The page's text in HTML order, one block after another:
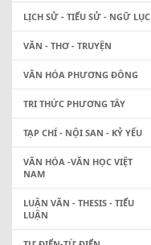
LỊCH SỬ - TIỂU SỬ - NGỮ LỤC
VĂN - THƠ - TRUYỆN
VĂN HÓA PHƯƠNG ĐÔNG
TRI THỨC PHƯƠNG TÂY
TẠP CHÍ - NỘI SAN - KỶ YẾU
VĂN HÓA -VĂN HỌC VIỆT
NAM
LUẬN VĂN - THESIS - TIỂU
LUẬN